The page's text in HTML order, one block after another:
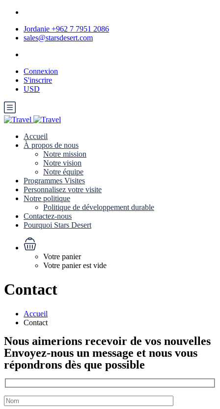
Jordanie +962 7 7951 2086
sales@starsdesert.com
Connexion
S'inscrire
USD
Accueil
À propos de nous
Notre mission
Notre vision
Notre équipe
Programmes Visites
Personnalisez votre visite
Notre politique
Politique de développement durable
Contactez-nous
Pourquoi Stars Desert
Votre panier
Votre panier est vide
Contact
Accueil
Contact
Nous aimerions recevoir de vos nouvelles
Envoyez-nous un message et nous vous
répondrons dès que possible